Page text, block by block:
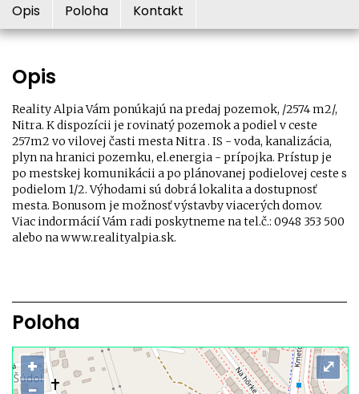
Opis Poloha Kontakt
Opis
Reality Alpia Vám ponúkajú na predaj pozemok, /2574 m2/,
Nitra. K dispozícii je rovinatý pozemok a podiel v ceste
257m2 vo vilovej časti mesta Nitra . IS - voda, kanalizácia,
plyn na hranici pozemku, el.energia - prípojka. Prístup je
po mestskej komunikácii a po plánovanej podielovej ceste s
podielom 1/2. Výhodami sú dobrá lokalita a dostupnosť
mesta. Bonusom je možnosť výstavby viacerých domov.
Viac indormácií Vám radi poskytneme na tel.č.: 0948 353 500
alebo na www.realityalpia.sk.
Poloha
+
⤢